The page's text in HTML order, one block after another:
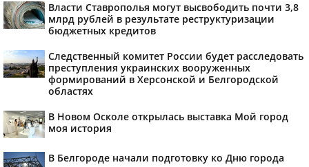
Власти Ставрополья могут высвободить почти 3,8
млрд рублей в результате реструктуризации
бюджетных кредитов
Следственный комитет России будет расследовать
преступления украинских вооруженных
формирований в Херсонской и Белгородской
областях
В Новом Осколе открылась выставка Мой город
моя история
В Белгороде начали подготовку ко Дню города